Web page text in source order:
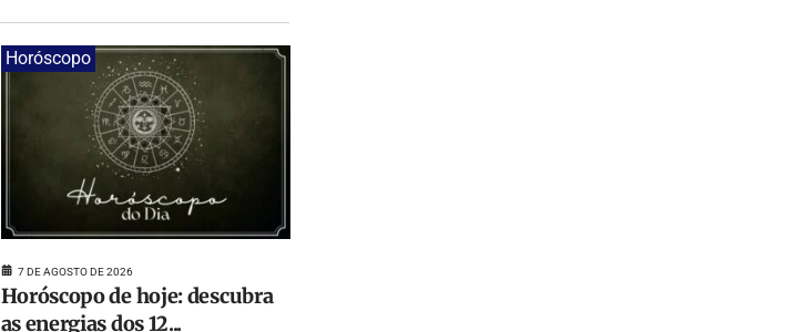
Horóscopo
7 DE AGOSTO DE 2026
Horóscopo de hoje: descubra
as energias dos 12...